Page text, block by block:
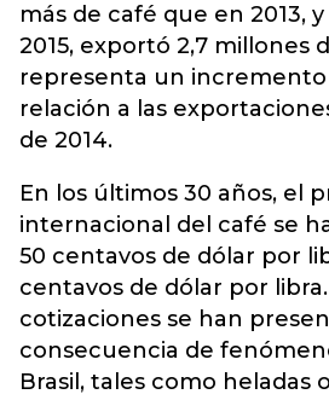
más de café que en 2013,
2015, exportó 2,7 millones
representa un incremento
relación a las
de 2014.
En los últimos 30 años, el
internacional del café se
50 centavos de dólar por
centavos de dólar por
cotizaciones se han
consecuencia de
Brasil, tales como heladas